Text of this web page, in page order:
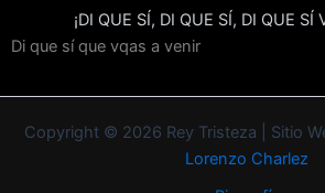
¡DI QUE SÍ, DI QUE SÍ, DI QUE SÍ
Di que sí que vqas a venir
Copyright © 2026 Rey Tristeza | Sitio
Lorenzo Charlez